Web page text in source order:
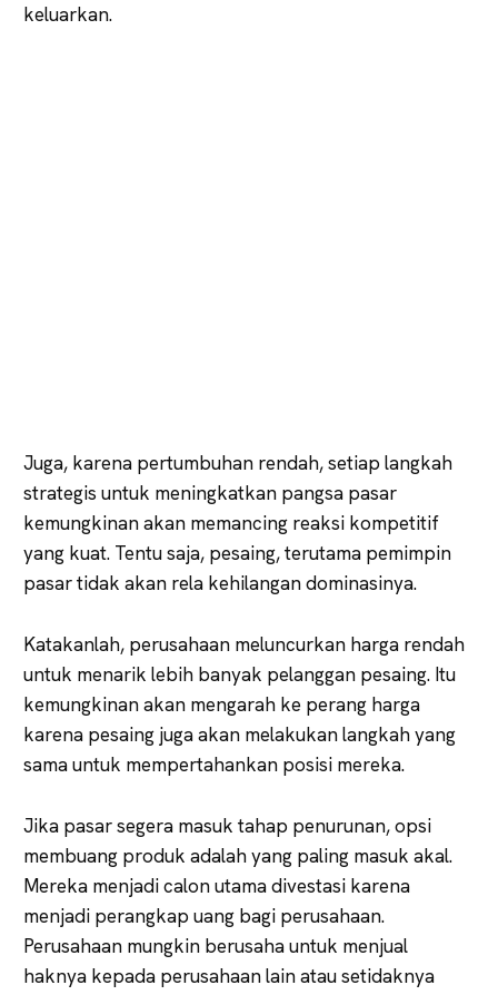
keluarkan.
Juga, karena pertumbuhan rendah, setiap langkah
strategis untuk meningkatkan pangsa pasar
kemungkinan akan memancing reaksi kompetitif
yang kuat. Tentu saja, pesaing, terutama pemimpin
pasar tidak akan rela kehilangan dominasinya.
Katakanlah, perusahaan meluncurkan harga rendah
untuk menarik lebih banyak pelanggan pesaing. Itu
kemungkinan akan mengarah ke perang harga
karena pesaing juga akan melakukan langkah yang
sama untuk mempertahankan posisi mereka.
Jika pasar segera masuk tahap penurunan, opsi
membuang produk adalah yang paling masuk akal.
Mereka menjadi calon utama divestasi karena
menjadi perangkap uang bagi perusahaan.
Perusahaan mungkin berusaha untuk menjual
haknya kepada perusahaan lain atau setidaknya